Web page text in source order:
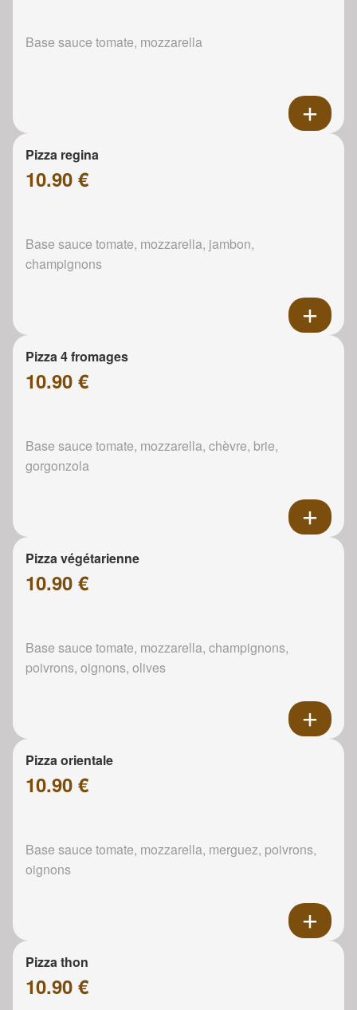
Base sauce tomate, mozzarella
Pizza regina
10.90 €
Base sauce tomate, mozzarella, jambon,
champignons
Pizza 4 fromages
10.90 €
Base sauce tomate, mozzarella, chèvre, brie,
gorgonzola
Pizza végétarienne
10.90 €
Base sauce tomate, mozzarella, champignons,
poivrons, oignons, olives
Pizza orientale
10.90 €
Base sauce tomate, mozzarella, merguez, poivrons,
oignons
Pizza thon
10.90 €